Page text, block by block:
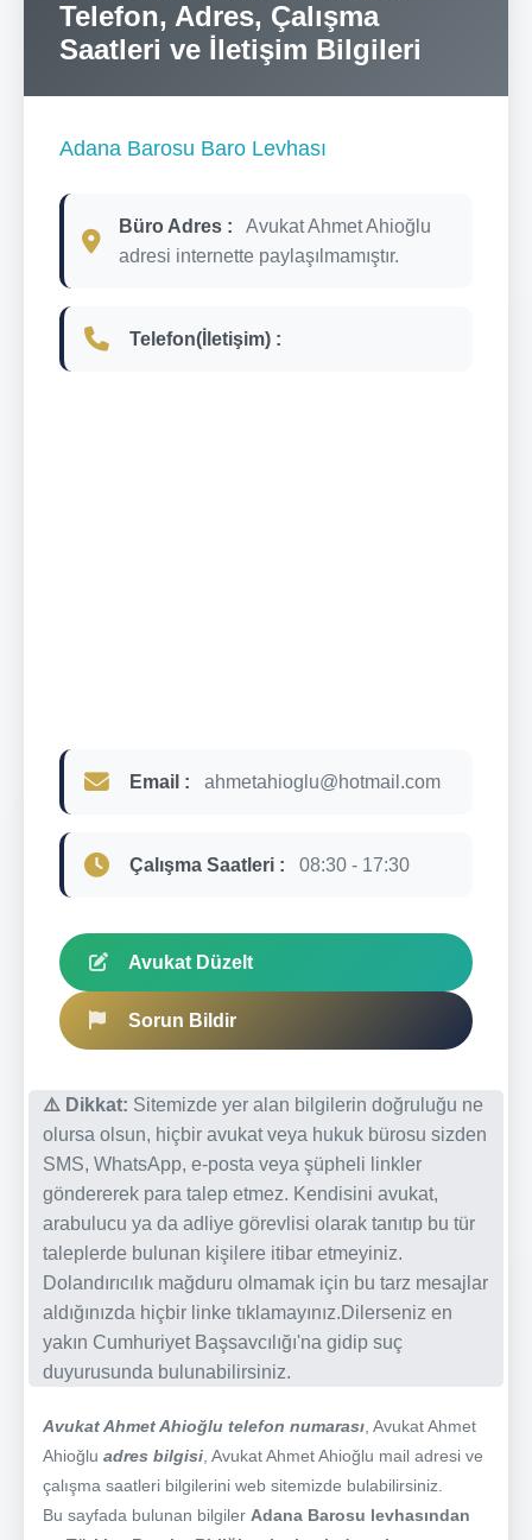
Telefon, Adres, Çalışma
Saatleri ve İletişim Bilgileri
Adana Barosu Baro Levhası
Büro Adres :
Avukat Ahmet Ahioğlu
adresi internette paylaşılmamıştır.
Telefon(İletişim) :
Email : ahmetahioglu@hotmail.com
Çalışma Saatleri : 08:30 - 17:30
Avukat Düzelt
Sorun Bildir
⚠️ Dikkat: Sitemizde yer alan bilgilerin doğruluğu ne
olursa olsun, hiçbir avukat veya hukuk bürosu sizden
SMS, WhatsApp, e-posta veya şüpheli linkler
göndererek para talep etmez. Kendisini avukat,
arabulucu ya da adliye görevlisi olarak tanıtıp bu tür
taleplerde bulunan kişilere itibar etmeyiniz.
Dolandırıcılık mağduru olmamak için bu tarz mesajlar
aldığınızda hiçbir linke tıklamayınız.Dilerseniz en
yakın Cumhuriyet Başsavcılığı'na gidip suç
duyurusunda bulunabilirsiniz.
Avukat Ahmet Ahioğlu telefon numarası , Avukat Ahmet
Ahioğlu adres bilgisi , Avukat Ahmet Ahioğlu mail adresi ve
çalışma saatleri bilgilerini web sitemizde bulabilirsiniz.
Bu sayfada bulunan bilgiler Adana Barosu levhasından